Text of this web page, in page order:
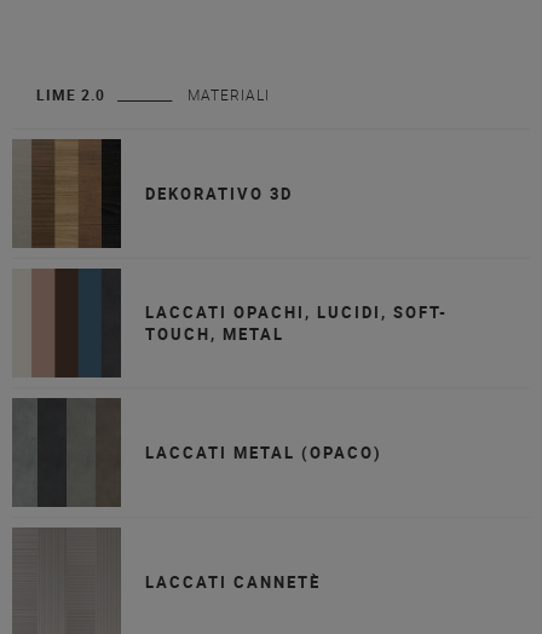
LIME 2.0 MATERIALI
DEKORATIVO 3D
LACCATI OPACHI, LUCIDI, SOFT-
TOUCH, METAL
LACCATI METAL (OPACO)
LACCATI CANNETÈ